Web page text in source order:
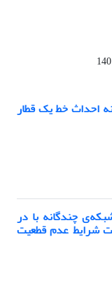
احداث خط یک قطار
چندگانه با در
شرایط عدم قطعیت